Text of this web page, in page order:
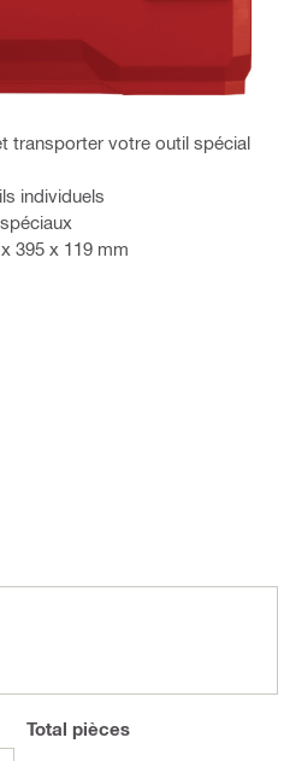
transporter votre outil spécial
individuels
395 x 119 mm
Total pièces